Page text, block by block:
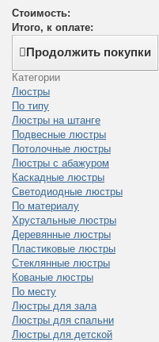
Стоимость:
Итого, к оплате:
Продолжить покупки
Категории
Люстры
По типу
Люстры на штанге
Подвесные люстры
Потолочные люстры
Люстры с абажуром
Каскадные люстры
Светодиодные люстры
По материалу
Хрустальные люстры
Деревянные люстры
Пластиковые люстры
Стеклянные люстры
Кованые люстры
По месту
Люстры для зала
Люстры для спальни
Люстры для детской